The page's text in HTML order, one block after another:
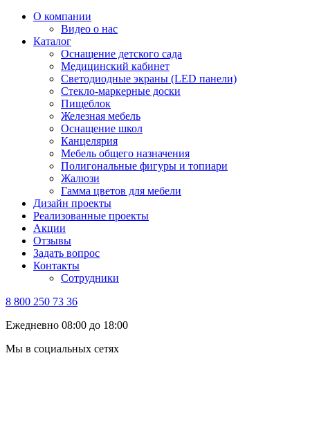
О компании
Видео о нас
Каталог
Оснащение детского сада
Медицинский кабинет
Светодиодные экраны (LED панели)
Стекло-маркерные доски
Пищеблок
Железная мебель
Оснащение школ
Канцелярия
Мебель общего назначения
Полигональные фигуры и топиари
Жалюзи
Гамма цветов для мебели
Дизайн проекты
Реализованные проекты
Акции
Отзывы
Задать вопрос
Контакты
Сотрудники
8 800 250 73 36
Ежедневно 08:00 до 18:00
Мы в социальных сетях